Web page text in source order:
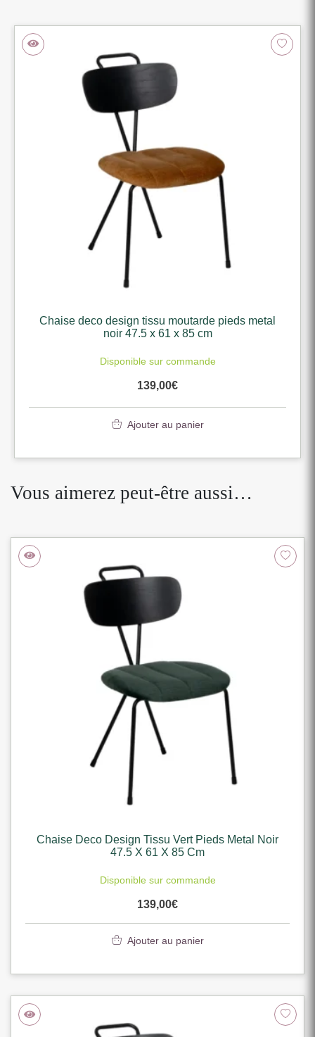
Chaise deco design tissu moutarde pieds metal
noir 47.5 x 61 x 85 cm
Disponible sur commande
139,00€
Ajouter au panier
Vous aimerez peut-être aussi…
Chaise Deco Design Tissu Vert Pieds Metal Noir
47.5 X 61 X 85 Cm
Disponible sur commande
139,00€
Ajouter au panier